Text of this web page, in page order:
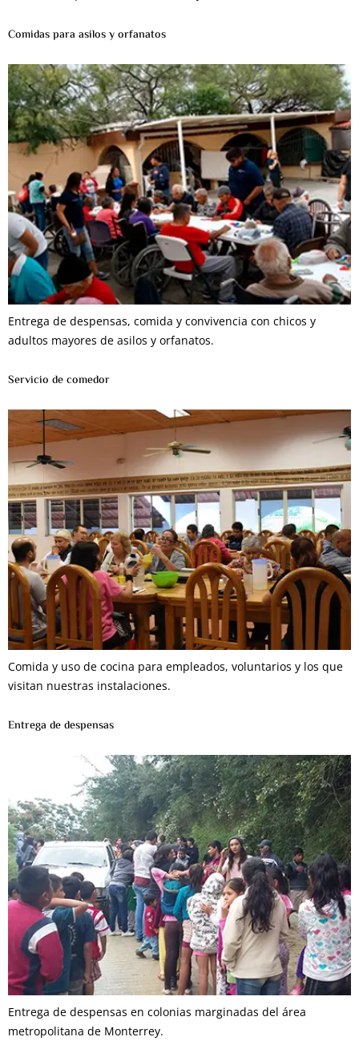
Comidas para asilos y orfanatos
Entrega de despensas, comida y convivencia con chicos y
adultos mayores de asilos y orfanatos.
Servicio de comedor
Comida y uso de cocina para empleados, voluntarios y los que
visitan nuestras instalaciones.
Entrega de despensas
Entrega de despensas en colonias marginadas del área
metropolitana de Monterrey.